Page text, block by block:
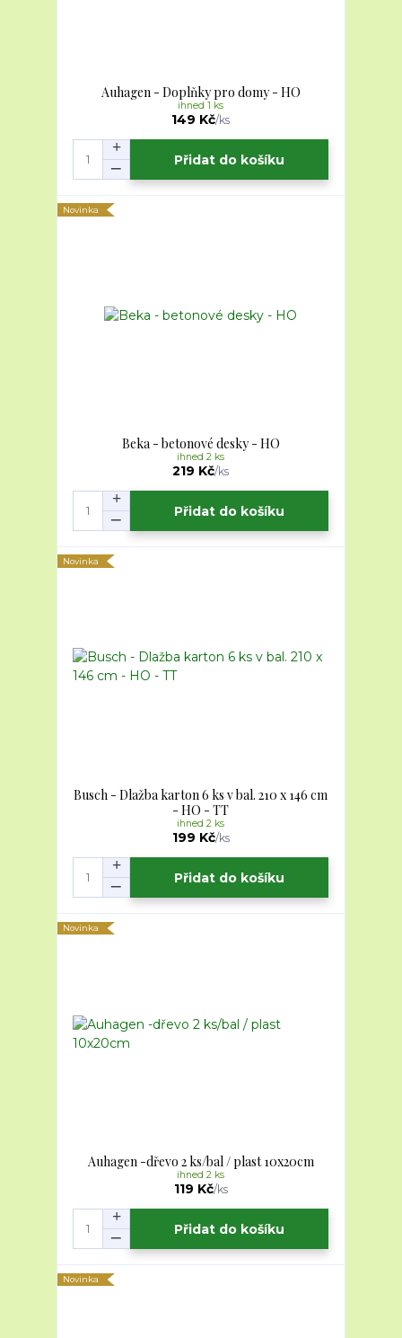
Auhagen - Doplňky pro domy - HO
149 Kč/ks
ihned 1 ks
Přidat do košíku
Novinka
Beka - betonové desky - HO
219 Kč/ks
ihned 2 ks
Přidat do košíku
Novinka
Busch - Dlažba karton 6 ks v bal. 210 x 146 cm
- HO - TT
199 Kč/ks
ihned 2 ks
Přidat do košíku
Novinka
Auhagen -dřevo 2 ks/bal / plast 10x20cm
119 Kč/ks
ihned 2 ks
Přidat do košíku
Novinka